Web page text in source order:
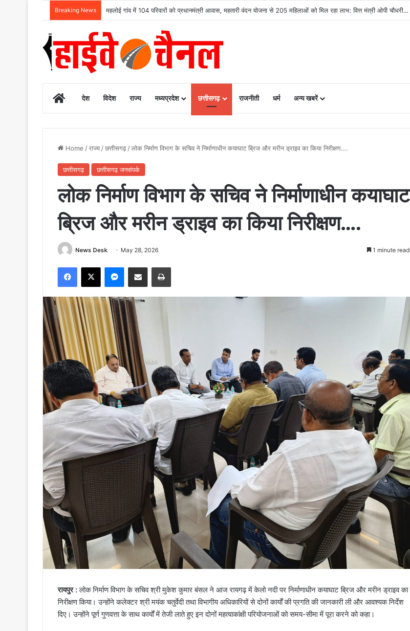
Breaking News उदंती-सीतानदी में शुरू हुआ स्मार्ट सर्विलांस सिस्टम -एआई तकनीक से वन और वन्यजीवों की 24X7 निगरानी….
Homeदेश विदेश राज्य मध्यप्रदेश छत्तीसगढ़ राजनीती धर्म अन्य खबरें
Home /राज्य /छत्तीसगढ़ /लोक निर्माण विभाग के सचिव ने निर्माणाधीन कयाघाट ब्रिज और मरीन ड्राइव का किया निरीक्षण….
छत्तीसगढ़ छत्तीसगढ़ जनसंपर्क
लोक निर्माण विभाग के सचिव ने निर्माणाधीन कयाघाट
ब्रिज और मरीन ड्राइव का किया निरीक्षण….
News Desk May 28, 2026 1 minute read
Facebook
X Messenger
Share via Email Print
रायपुर :लोक निर्माण विभाग के सचिव श्री मुकेश कुमार बंसल ने आज रायगढ़ में केलो नदी पर निर्माणाधीन कयाघाट ब्रिज और मरीन ड्राइव का
निरीक्षण किया। उन्होंने कलेक्टर श्री मयंक चतुर्वेदी तथा विभागीय अधिकारियों से दोनों कार्यों की प्रगति की जानकारी ली और आवश्यक निर्देश
दिए। उन्होंने पूर्ण गुणवत्ता के साथ कार्यों में तेजी लाते हुए इन दोनों महत्वाकांक्षी परियोजनाओं को समय-सीमा में पूरा करने को कहा।